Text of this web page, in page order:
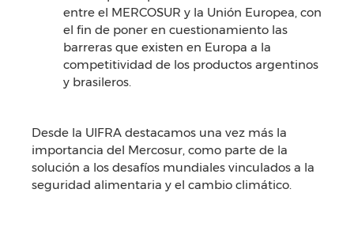
entre el MERCOSUR y la Unión Europea, con
el fin de poner en cuestionamiento las
barreras que existen en Europa a la
competitividad de los productos argentinos
y brasileros.
Desde la UIFRA destacamos una vez más la
importancia del Mercosur, como parte de la
solución a los desafíos mundiales vinculados a la
seguridad alimentaria y el cambio climático.